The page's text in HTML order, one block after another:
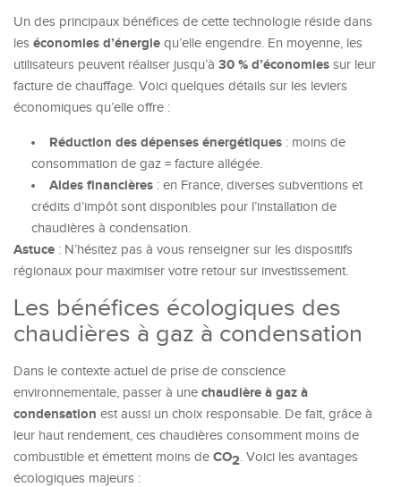
Un des principaux bénéfices de cette technologie réside dans
les économies d’énergie qu’elle engendre. En moyenne, les
utilisateurs peuvent réaliser jusqu’à 30 % d’économies sur leur
facture de chauffage. Voici quelques détails sur les leviers
économiques qu’elle offre :
Réduction des dépenses énergétiques : moins de
consommation de gaz = facture allégée.
Aides financières : en France, diverses subventions et
crédits d’impôt sont disponibles pour l’installation de
chaudières à condensation.
Astuce : N’hésitez pas à vous renseigner sur les dispositifs
régionaux pour maximiser votre retour sur investissement.
Les bénéfices écologiques des
chaudières à gaz à condensation
Dans le contexte actuel de prise de conscience
environnementale, passer à une chaudière à gaz à
condensation est aussi un choix responsable. De fait, grâce à
leur haut rendement, ces chaudières consomment moins de
combustible et émettent moins de CO2. Voici les avantages
écologiques majeurs :